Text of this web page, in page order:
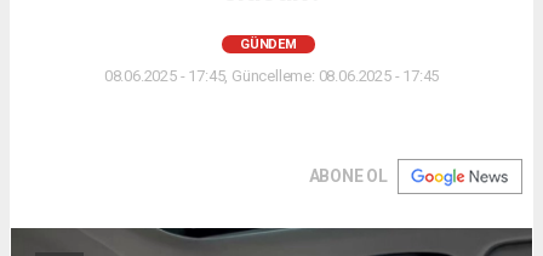
GÜNDEM
08.06.2025 - 17:45, Güncelleme: 08.06.2025 - 17:45
ABONE OL